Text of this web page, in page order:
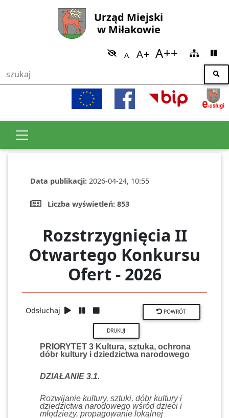
Urząd Miejski
w Miłakowie
Data publikacji: 2026-04-24, 10:55
Liczba wyświetleń: 853
Rozstrzygnięcia II
Otwartego Konkursu
Ofert - 2026
Odsłuchaj POWRÓT
PRIORYTET 3 Kultura, sztuka, ochrona
dóbr kultury i dziedzictwa narodowego
DZIAŁANIE 3.1.
Rozwijanie kultury, sztuki, dóbr kultury i
dziedzictwa narodowego wśród dzieci i
młodzieży, propagowanie lokalnej